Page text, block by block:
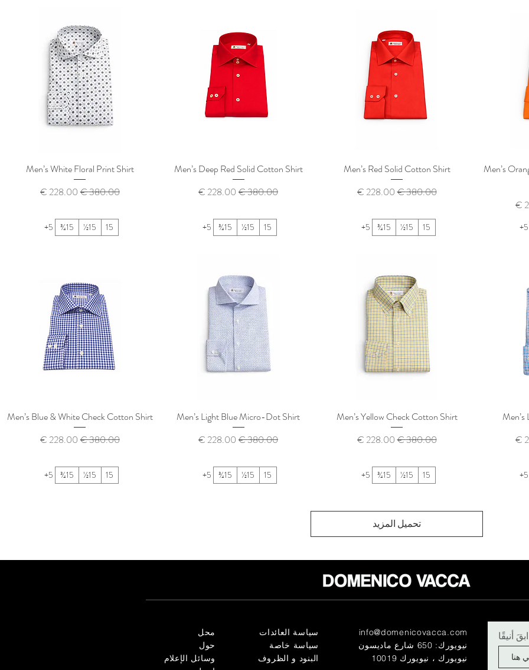
Men’s
+5
Men’s Red Solid Cotton Shirt
سعر عادي‏380.00 € سعر البيع
15
15½
15¾
+5
Men’s Deep Red Solid Cotton Shirt
سعر عادي سعر البيع
15
15½
15¾
+5
Men’s White Floral Print Shirt
سعر عادي‏380.00 € سعر البيع
15
15½
15¾
+5
+5
Men’s Yellow Check Cotton Shirt
سعر عادي‏380.00 € سعر البيع
15
15½
15¾
+5
Men’s Light Blue Micro-Dot Shirt
سعر عادي سعر البيع
15
15½
15¾
+5
Men’s Blue & White Check Cotton Shirt
سعر عادي‏380.00 € سعر البيع
15
15½
15¾
+5
تحميل المزيد
محل
حول
وسائل الإعلام
سياسة العائدات
سياسة خاصة
البنود و الظروف
info@domenicovacca.com
نيويورك: 650 شارع ماديسون
نيويورك ، نيويورك 10019
أنيقًا